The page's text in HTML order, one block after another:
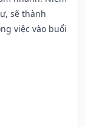
sẽ thành
việc vào buổi